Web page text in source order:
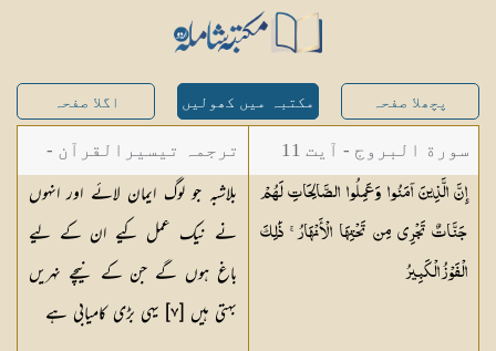
پچھلا صفحہ مکتبہ میں کھولیں اگلا صفحہ
سورة البروج - آیت 11
إِنَّ الَّذِينَ آمَنُوا وَعَمِلُوا الصَّالِحَاتِ لَهُمْ
جَنَّاتٌ تَجْرِي مِن تَحْتِهَا الْأَنْهَارُ ۚ ذَٰلِكَ
الْفَوْزُالْكَبِيرُ
ترجمہ تیسیرالقرآن -
مولانا عبد الرحمن
کیلانی
بلاشبہ جو لوگ ایمان لائے اور انہوں
نے نیک عمل کیے ان کے لیے
باغ ہوں گے جن کے نیچے نہریں
بہتی ہیں [٧] یہی بڑی کامیابی ہے